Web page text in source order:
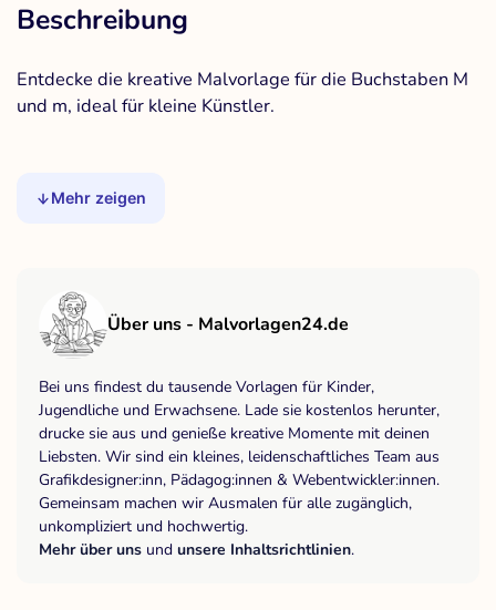
Beschreibung
Entdecke die kreative Malvorlage für die Buchstaben M
und m, ideal für kleine Künstler.
Mehr zeigen
Über uns - Malvorlagen24.de
Bei uns findest du tausende Vorlagen für Kinder,
Jugendliche und Erwachsene. Lade sie kostenlos herunter,
drucke sie aus und genieße kreative Momente mit deinen
Liebsten. Wir sind ein kleines, leidenschaftliches Team aus
Grafikdesigner:inn, Pädagog:innen & Webentwickler:innen.
Gemeinsam machen wir Ausmalen für alle zugänglich,
unkompliziert und hochwertig.
Mehr über uns und unsere Inhaltsrichtlinien.